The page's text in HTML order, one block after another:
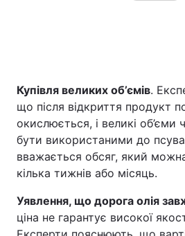
Купівля великих об’ємів.
що після відкриття продукт
окислюється, і великі об’єми
бути використаними до
вважається обсяг, який
кілька тижнів або місяць.
Уявлення, що дорога олія
ціна не гарантує високої